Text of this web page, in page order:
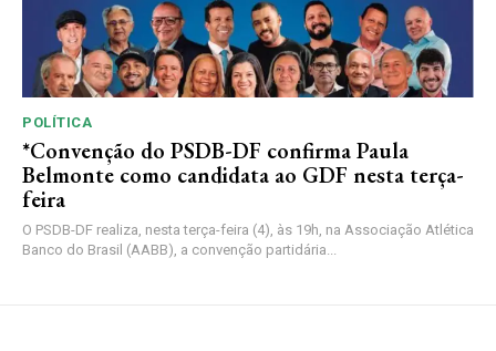
POLÍTICA
*Convenção do PSDB-DF confirma Paula
Belmonte como candidata ao GDF nesta terça-
feira
O PSDB-DF realiza, nesta terça-feira (4), às 19h, na Associação Atlética
Banco do Brasil (AABB), a convenção partidária...